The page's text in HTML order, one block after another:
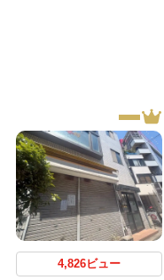
4,826ビュー